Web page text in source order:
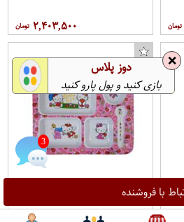
با فروشنده
۲,۴۰۳,۵۰۰
ظرف غذای کودک مدل کیتی کد 702
3
❌ دوز پلاس
بازی کنید و پول پارو کنید